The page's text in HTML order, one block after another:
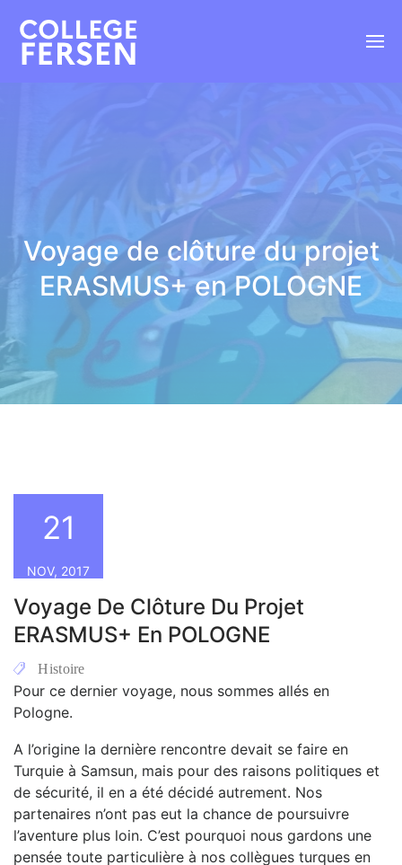
Voyage de clôture du projet
ERASMUS+ en POLOGNE
Voyage De Clôture Du Projet
ERASMUS+ En POLOGNE
Histoire
21
NOV, 2017
Pour ce dernier voyage, nous sommes allés en
Pologne.
A l’origine la dernière rencontre devait se faire en
Turquie à Samsun, mais pour des raisons politiques et
de sécurité, il en a été décidé autrement. Nos
partenaires n’ont pas eut la chance de poursuivre
l’aventure plus loin. C’est pourquoi nous gardons une
pensée toute particulière à nos collègues turques en